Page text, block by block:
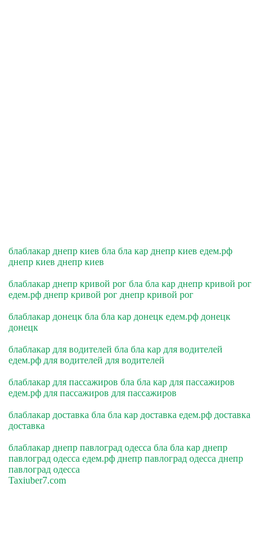
блаблакар днепр киев бла бла кар днепр киев едем.рф
днепр киев днепр киев
блаблакар днепр кривой рог бла бла кар днепр кривой рог
едем.рф днепр кривой рог днепр кривой рог
блаблакар донецк бла бла кар донецк едем.рф донецк
донецк
блаблакар для водителей бла бла кар для водителей
едем.рф для водителей для водителей
блаблакар для пассажиров бла бла кар для пассажиров
едем.рф для пассажиров для пассажиров
блаблакар доставка бла бла кар доставка едем.рф доставка
доставка
блаблакар днепр павлоград одесса бла бла кар днепр
павлоград одесса едем.рф днепр павлоград одесса днепр
павлоград одесса
Taxiuber7.com